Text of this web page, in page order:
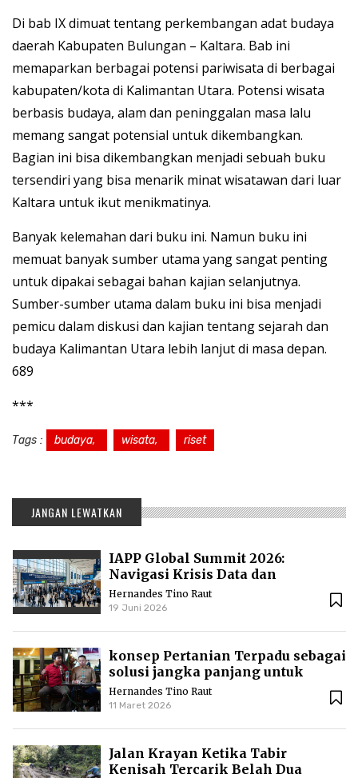
Di bab IX dimuat tentang perkembangan adat budaya
daerah Kabupaten Bulungan – Kaltara. Bab ini
memaparkan berbagai potensi pariwisata di berbagai
kabupaten/kota di Kalimantan Utara. Potensi wisata
berbasis budaya, alam dan peninggalan masa lalu
memang sangat potensial untuk dikembangkan.
Bagian ini bisa dikembangkan menjadi sebuah buku
tersendiri yang bisa menarik minat wisatawan dari luar
Kaltara untuk ikut menikmatinya.
Banyak kelemahan dari buku ini. Namun buku ini
memuat banyak sumber utama yang sangat penting
untuk dipakai sebagai bahan kajian selanjutnya.
Sumber-sumber utama dalam buku ini bisa menjadi
pemicu dalam diskusi dan kajian tentang sejarah dan
budaya Kalimantan Utara lebih lanjut di masa depan.
689
***
Tags : budaya, wisata, riset
JANGAN LEWATKAN
IAPP Global Summit 2026:
Navigasi Krisis Data dan
Standarisasi AI Global
Hernandes Tino Raut
19 Juni 2026
konsep Pertanian Terpadu sebagai
solusi jangka panjang untuk
menjaga kesuburan lahan dan
kesejahteraan ekonomi
Hernandes Tino Raut
11 Maret 2026
Jalan Krayan Ketika Tabir
Kenisah Tercarik Belah Dua